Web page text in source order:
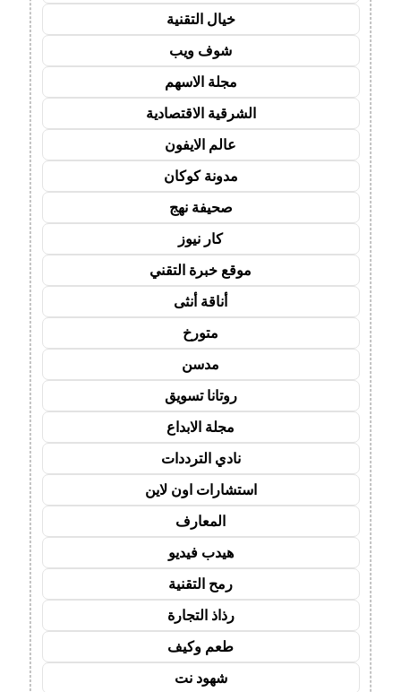
خيال التقنية
شوف ويب
مجلة الاسهم
الشرقية الاقتصادية
عالم الايفون
مدونة كوكان
صحيفة نهج
كار نيوز
موقع خبرة التقني
أناقة أنثى
متورخ
مدسن
روتانا تسويق
مجلة الابداع
نادي الترددات
استشارات اون لاين
المعارف
هيدب فيديو
رمح التقنية
رذاذ التجارة
طعم وكيف
شهود نت